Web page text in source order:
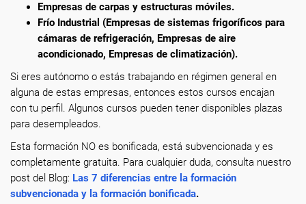
Empresas de carpas y estructuras móviles.
Frío Industrial (Empresas de sistemas frigoríficos para
cámaras de refrigeración, Empresas de aire
acondicionado, Empresas de climatización).
Si eres autónomo o estás trabajando en régimen general en
alguna de estas empresas, entonces estos cursos encajan
con tu perfil. Algunos cursos pueden tener disponibles plazas
para desempleados.
Esta formación NO es bonificada, está subvencionada y es
completamente gratuita. Para cualquier duda, consulta nuestro
post del Blog: Las 7 diferencias entre la formación
subvencionada y la formación bonificada.